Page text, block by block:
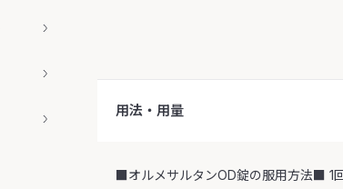
用法・用量
■オルメサルタンOD錠の服用方法■ 1